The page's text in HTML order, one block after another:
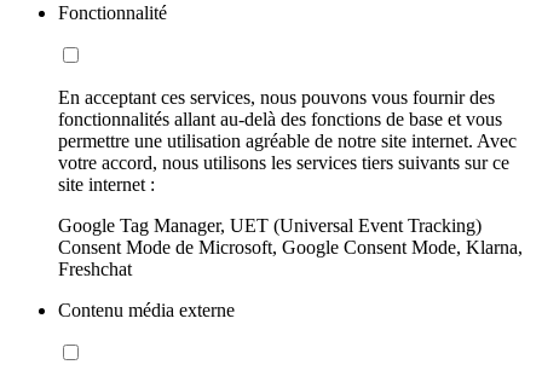
Fonctionnalité
En acceptant ces services, nous pouvons vous fournir des
fonctionnalités allant au-delà des fonctions de base et vous
permettre une utilisation agréable de notre site internet. Avec
votre accord, nous utilisons les services tiers suivants sur ce
site internet :
Google Tag Manager, UET (Universal Event Tracking)
Consent Mode de Microsoft, Google Consent Mode, Klarna,
Freshchat
Contenu média externe